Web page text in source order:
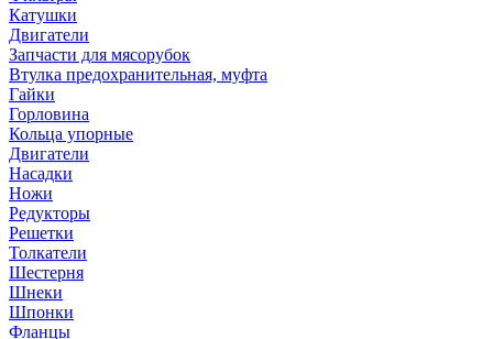
Катушки
Двигатели
Запчасти для мясорубок
Втулка предохранительная, муфта
Гайки
Горловина
Кольца упорные
Двигатели
Насадки
Ножи
Редукторы
Решетки
Толкатели
Шестерня
Шнеки
Шпонки
Фланцы